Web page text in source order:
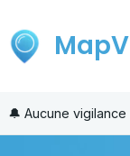
🔔 Aucune